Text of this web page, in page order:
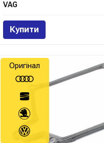
VAG
Купити
Оригінал